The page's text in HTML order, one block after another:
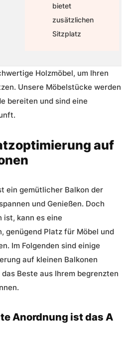
bietet
zusätzlichen
Sitzplatz
Holzmöbel, um Ihren
Unsere Möbelstücke werden
bereiten und sind eine
auf
ein gemütlicher Balkon der
und Genießen. Doch
ist, kann es eine
genügend Platz für Möbel und
Im Folgenden sind einige
auf kleinen Balkonen
Beste aus Ihrem begrenzten
Anordnung ist das A